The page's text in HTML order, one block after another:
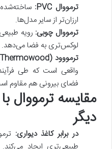
ترمووال PVC:
ارزان‌تر از سایر مدل‌ها.
ترمووال چوبی: رویه
لوکس‌تری به فضا می‌دهد.
ترمووود (Thermowood):
واقعی است که طی
فضای بیرونی هم مقاوم
مقایسه ترمووال
دیگر
در برابر کاغذ دیواری: